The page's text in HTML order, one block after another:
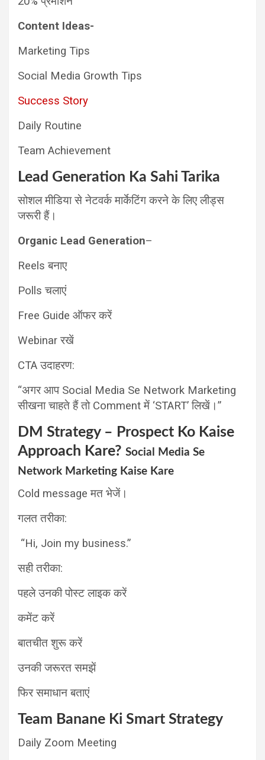
Content Ideas-
Marketing Tips
Social Media Growth Tips
Success Story
Daily Routine
Team Achievement
Lead Generation Ka Sahi Tarika
सोशल मीडिया से नेटवर्क मार्केटिंग करने के लिए लीड्स
जरूरी हैं।
Organic Lead Generation–
Reels बनाए
Polls चलाएं
Free Guide ऑफर करें
Webinar रखें
CTA उदाहरण:
“अगर आप Social Media Se Network Marketing
सीखना चाहते हैं तो Comment में ‘START’ लिखें।”
DM Strategy – Prospect Ko Kaise
Approach Kare? Social Media Se
Network Marketing Kaise Kare
Cold message मत भेजें।
गलत तरीका:
“Hi, Join my business.”
सही तरीका:
पहले उनकी पोस्ट लाइक करें
कमेंट करें
बातचीत शुरू करें
उनकी जरूरत समझें
फिर समाधान बताएं
Team Banane Ki Smart Strategy
Daily Zoom Meeting